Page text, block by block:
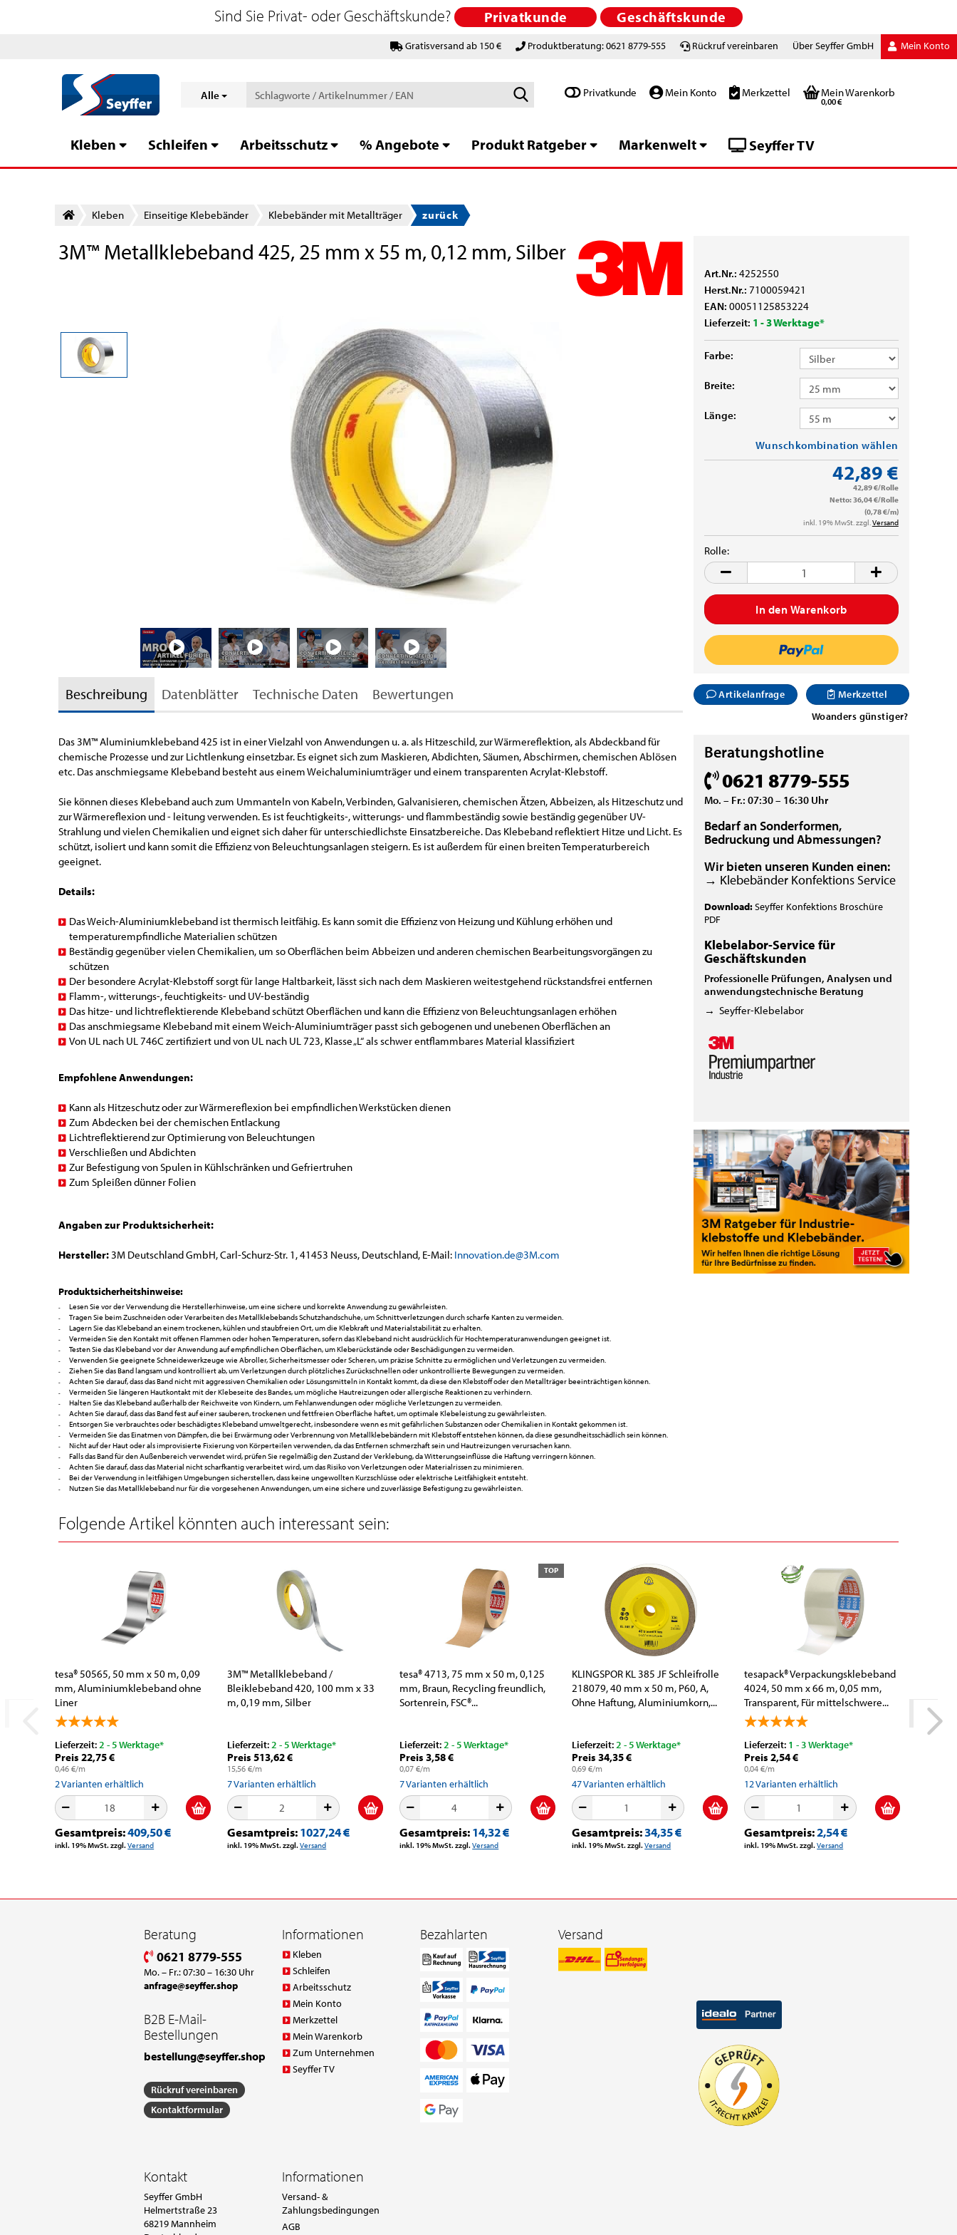
Gratisversand ab 150 € Produktberatung: 0621 8779-555 Rückruf vereinbaren Über Seyffer GmbH Mein Konto
Alle
Schlagworte
EAN
Privatkunde Mein Konto Merkzettel Mein Warenkorb
0,00 €
Sind Sie Privat- oder Geschäftskunde? Privatkunde Geschäftskunde
Kleben Schleifen Arbeitsschutz % Angebote Produkt Ratgeber Markenwelt Seyffer TV
Kleben Einseitige Klebebänder Klebebänder mit Metallträger zurück
3M™ Metallklebeband 425, 25 mm x 55 m, 0,12 mm, Silber
Art.Nr.:4252550
Herst.Nr.:7100059421
EAN:00051125853224
Lieferzeit: 1 - 3 Werktage*
Farbe:
Breite:
Länge:
Wunschkombination wählen
42,89 €
42,89 €/Rolle
Netto: 36,04 €/Rolle
(0,78 €/m)
inkl. 19% MwSt. zzgl.Versand
Rolle:
Rolle
Artikelanfrage
Merkzettel
Woanders günstiger?
Beratungshotline
0621 8779-555
Mo. – Fr.: 07:30 – 16:30 Uhr
Bedarf an Sonderformen,
Bedruckung und Abmessungen?
Wir bieten unseren Kunden einen:
→ Klebebänder Konfektions Service
Download:Seyffer Konfektions Broschüre
PDF
Klebelabor-Service für
Geschäftskunden
Professionelle Prüfungen, Analysen und
anwendungstechnische Beratung
→Seyffer-Klebelabor
Beschreibung Datenblätter Technische Daten Bewertungen
Das 3M™ Aluminiumklebeband 425 ist in einer Vielzahl von Anwendungen u. a. als Hitzeschild, zur Wärmereflektion, als Abdeckband für
chemische Prozesse und zur Lichtlenkung einsetzbar. Es eignet sich zum Maskieren, Abdichten, Säumen, Abschirmen, chemischen Ablösen
etc. Das anschmiegsame Klebeband besteht aus einem Weichaluminiumträger und einem transparenten Acrylat-Klebstoff.
Sie können dieses Klebeband auch zum Ummanteln von Kabeln, Verbinden, Galvanisieren, chemischen Ätzen, Abbeizen, als Hitzeschutz und
zur Wärmereflexion und - leitung verwenden. Es ist feuchtigkeits-, witterungs- und flammbeständig sowie beständig gegenüber UV-
Strahlung und vielen Chemikalien und eignet sich daher für unterschiedlichste Einsatzbereiche. Das Klebeband reflektiert Hitze und Licht. Es
schützt, isoliert und kann somit die Effizienz von Beleuchtungsanlagen steigern. Es ist außerdem für einen breiten Temperaturbereich
geeignet.
Details:
Das Weich-Aluminiumklebeband ist thermisch leitfähig. Es kann somit die Effizienz von Heizung und Kühlung erhöhen und
temperaturempfindliche Materialien schützen
Beständig gegenüber vielen Chemikalien, um so Oberflächen beim Abbeizen und anderen chemischen Bearbeitungsvorgängen zu
schützen
Der besondere Acrylat-Klebstoff sorgt für lange Haltbarkeit, lässt sich nach dem Maskieren weitestgehend rückstandsfrei entfernen
Flamm-, witterungs-, feuchtigkeits- und UV-beständig
Das hitze- und lichtreflektierende Klebeband schützt Oberflächen und kann die Effizienz von Beleuchtungsanlagen erhöhen
Das anschmiegsame Klebeband mit einem Weich-Aluminiumträger passt sich gebogenen und unebenen Oberflächen an
Von UL nach UL 746C zertifiziert und von UL nach UL 723, Klasse „L“ als schwer entflammbares Material klassifiziert
Empfohlene Anwendungen:
Kann als Hitzeschutz oder zur Wärmereflexion bei empfindlichen Werkstücken dienen
Zum Abdecken bei der chemischen Entlackung
Lichtreflektierend zur Optimierung von Beleuchtungen
Verschließen und Abdichten
Zur Befestigung von Spulen in Kühlschränken und Gefriertruhen
Zum Spleißen dünner Folien
Angaben zur Produktsicherheit:
Hersteller:3M Deutschland GmbH, Carl-Schurz-Str. 1, 41453 Neuss, Deutschland, E-Mail: Innovation.de@3M.com
Produktsicherheitshinweise:
Lesen Sie vor der Verwendung die Herstellerhinweise, um eine sichere und korrekte Anwendung zu gewährleisten.
Tragen Sie beim Zuschneiden oder Verarbeiten des Metallklebebands Schutzhandschuhe, um Schnittverletzungen durch scharfe Kanten zu vermeiden.
Lagern Sie das Klebeband an einem trockenen, kühlen und staubfreien Ort, um die Klebkraft und Materialstabilität zu erhalten.
Vermeiden Sie den Kontakt mit offenen Flammen oder hohen Temperaturen, sofern das Klebeband nicht ausdrücklich für Hochtemperaturanwendungen geeignet ist.
Testen Sie das Klebeband vor der Anwendung auf empfindlichen Oberflächen, um Kleberückstände oder Beschädigungen zu vermeiden.
Verwenden Sie geeignete Schneidewerkzeuge wie Abroller, Sicherheitsmesser oder Scheren, um präzise Schnitte zu ermöglichen und Verletzungen zu vermeiden.
Ziehen Sie das Band langsam und kontrolliert ab, um Verletzungen durch plötzliches Zurückschnellen oder unkontrollierte Bewegungen zu vermeiden.
Achten Sie darauf, dass das Band nicht mit aggressiven Chemikalien oder Lösungsmitteln in Kontakt kommt, da diese den Klebstoff oder den Metallträger beeinträchtigen können.
Vermeiden Sie längeren Hautkontakt mit der Klebeseite des Bandes, um mögliche Hautreizungen oder allergische Reaktionen zu verhindern.
Halten Sie das Klebeband außerhalb der Reichweite von Kindern, um Fehlanwendungen oder mögliche Verletzungen zu vermeiden.
Achten Sie darauf, dass das Band fest auf einer sauberen, trockenen und fettfreien Oberfläche haftet, um optimale Klebeleistung zu gewährleisten.
Entsorgen Sie verbrauchtes oder beschädigtes Klebeband umweltgerecht, insbesondere wenn es mit gefährlichen Substanzen oder Chemikalien in Kontakt gekommen ist.
Vermeiden Sie das Einatmen von Dämpfen, die bei Erwärmung oder Verbrennung von Metallklebebändern mit Klebstoff entstehen können, da diese gesundheitsschädlich sein können.
Nicht auf der Haut oder als improvisierte Fixierung von Körperteilen verwenden, da das Entfernen schmerzhaft sein und Hautreizungen verursachen kann.
Falls das Band für den Außenbereich verwendet wird, prüfen Sie regelmäßig den Zustand der Verklebung, da Witterungseinflüsse die Haftung verringern können.
Achten Sie darauf, dass das Material nicht scharfkantig verarbeitet wird, um das Risiko von Verletzungen oder Materialrissen zu minimieren.
Bei der Verwendung in leitfähigen Umgebungen sicherstellen, dass keine ungewollten Kurzschlüsse oder elektrische Leitfähigkeit entsteht.
Nutzen Sie das Metallklebeband nur für die vorgesehenen Anwendungen, um eine sichere und zuverlässige Befestigung zu gewährleisten.
Folgende Artikel könnten auch interessant sein:
tesa® 50565, 50 mm x 50 m, 0,09
mm, Aluminiumklebeband ohne
Liner
Lieferzeit:2 - 5 Werktage*
Preis 22,75 €
0,46 €/m
2Varianten erhältlich
Gesamtpreis:409,50 €
inkl. 19% MwSt. zzgl.Versand
3M™ Metallklebeband /
Bleiklebeband 420, 100 mm x 33
m, 0,19 mm, Silber
Lieferzeit:2 - 5 Werktage*
Preis 513,62 €
15,56 €/m
7Varianten erhältlich
Gesamtpreis:1027,24 €
inkl. 19% MwSt. zzgl.Versand
TOP
tesa® 4713, 75 mm x 50 m, 0,125
mm, Braun, Recycling freundlich,
Sortenrein, FSC®...
Lieferzeit:2 - 5 Werktage*
Preis 3,58 €
0,07 €/m
7Varianten erhältlich
Gesamtpreis:14,32 €
inkl. 19% MwSt. zzgl.Versand
KLINGSPOR KL 385 JF Schleifrolle
218079, 40 mm x 50 m, P60, A,
Ohne Haftung, Aluminiumkorn,...
Lieferzeit:2 - 5 Werktage*
Preis 34,35 €
0,69 €/m
47Varianten erhältlich
Gesamtpreis:34,35 €
inkl. 19% MwSt. zzgl.Versand
tesapack® Verpackungsklebeband
4024, 50 mm x 66 m, 0,05 mm,
Transparent, Für mittelschwere...
Lieferzeit: 1 - 3 Werktage*
Preis 2,54 €
0,04 €/m
12Varianten erhältlich
Gesamtpreis:2,54 €
inkl. 19% MwSt. zzgl.Versand
Beratung
0621 8779-555
Mo. – Fr.: 07:30 – 16:30 Uhr
anfrage@seyffer.shop
B2B E-Mail-
Bestellungen
bestellung@seyffer.shop
Rückruf vereinbaren
Kontaktformular
Informationen
Kleben
Schleifen
Arbeitsschutz
Mein Konto
Merkzettel
Mein Warenkorb
Zum Unternehmen
Seyffer TV
Bezahlarten Versand
Kontakt
Seyffer GmbH
Helmertstraße 23
68219 Mannheim
Informationen
Versand- &
Zahlungsbedingungen
AGB